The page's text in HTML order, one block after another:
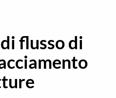
flusso di